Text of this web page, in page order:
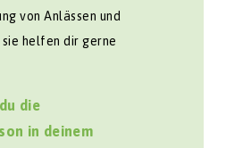
von Anlässen und
sie helfen dir gerne
die
in deinem